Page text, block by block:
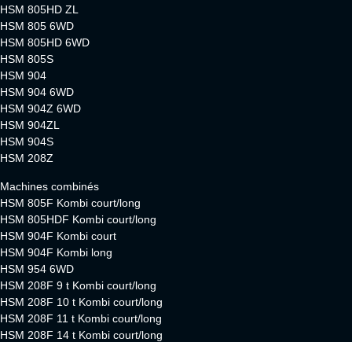
HSM 805HD ZL
HSM 805 6WD
HSM 805HD 6WD
HSM 805S
HSM 904
HSM 904 6WD
HSM 904Z 6WD
HSM 904ZL
HSM 904S
HSM 208Z
Machines combinés
HSM 805F Kombi court/long
HSM 805HDF Kombi court/long
HSM 904F Kombi court
HSM 904F Kombi long
HSM 954 6WD
HSM 208F 9 t Kombi court/long
HSM 208F 10 t Kombi court/long
HSM 208F 11 t Kombi court/long
HSM 208F 14 t Kombi court/long